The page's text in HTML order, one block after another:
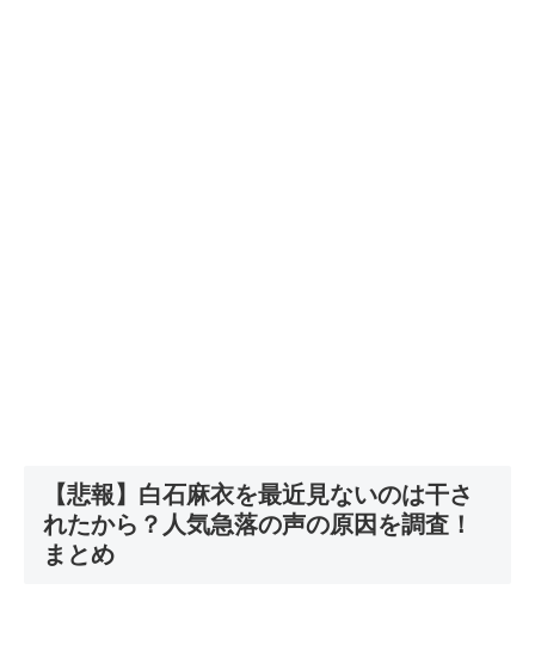
【悲報】白石麻衣を最近見ないのは干さ
れたから？人気急落の声の原因を調査！
まとめ